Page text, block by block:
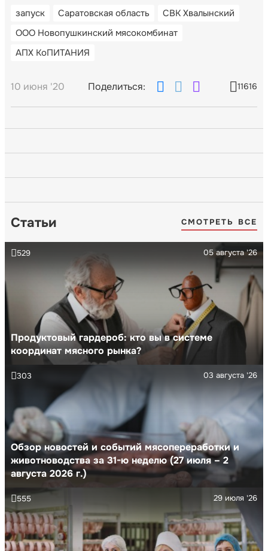
запуск Саратовская область
СВК Хвалынский
ООО Новопушкинский мясокомбинат
АПХ КоПИТАНИЯ
10 июня '20 Поделиться: 11616
Статьи СМОТРЕТЬ ВСЕ
Продуктовый гардероб: кто вы в системе
координат мясного рынка?
05 августа '26
529
Обзор новостей и событий мясопереработки и
животноводства за 31-ю неделю (27 июля – 2
августа 2026 г.)
03 августа '26
303
29 июля '26
555